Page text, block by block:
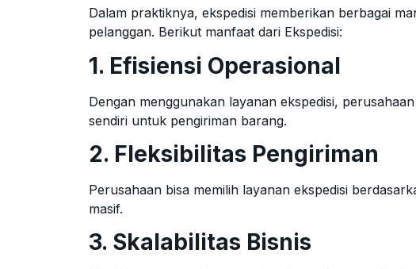
Dalam praktiknya, ekspedisi memberikan berbagai
pelanggan. Berikut manfaat dari Ekspedisi:
1. Efisiensi Operasional
Dengan menggunakan layanan ekspedisi,
sendiri untuk pengiriman barang.
2. Fleksibilitas Pengiriman
Perusahaan bisa memilih layanan ekspedisi
masif.
3. Skalabilitas Bisnis